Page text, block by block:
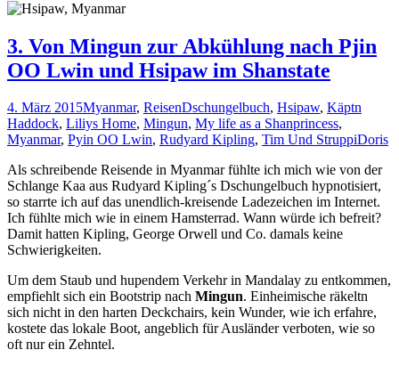
3. Von Mingun zur Abkühlung nach Pjin
OO Lwin und Hsipaw im Shanstate
4. März 2015Myanmar, ReisenDschungelbuch, Hsipaw, Käptn
Haddock, Liliys Home, Mingun, My life as a Shanprincess,
Myanmar, Pyin OO Lwin, Rudyard Kipling, Tim Und StruppiDoris
Als schreibende Reisende in Myanmar fühlte ich mich wie von der
Schlange Kaa aus Rudyard Kipling´s Dschungelbuch hypnotisiert,
so starrte ich auf das unendlich-kreisende Ladezeichen im Internet.
Ich fühlte mich wie in einem Hamsterrad. Wann würde ich befreit?
Damit hatten Kipling, George Orwell und Co. damals keine
Schwierigkeiten.
Um dem Staub und hupendem Verkehr in Mandalay zu entkommen,
empfiehlt sich ein Bootstrip nach Mingun. Einheimische räkeltn
sich nicht in den harten Deckchairs, kein Wunder, wie ich erfahre,
kostete das lokale Boot, angeblich für Ausländer verboten, wie so
oft nur ein Zehntel.